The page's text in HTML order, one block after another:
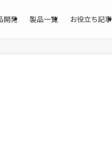
開発 製品一覧 お役立ち記事